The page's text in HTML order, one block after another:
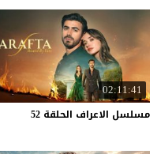
02:11:41
مسلسل الاعراف الحلقة 52